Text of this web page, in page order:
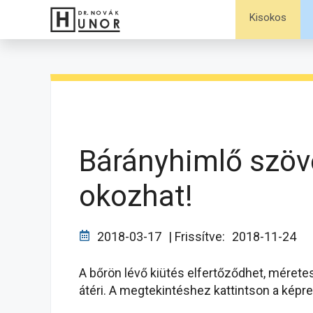
tartalomba
Kisokos
Bárányhimlő
okozhat!
2018-03-17 | Frissítve: 2018-11-24
A bőrön lévő kiütés elfertőződhet,
átéri. A megtekintéshez kattintson a